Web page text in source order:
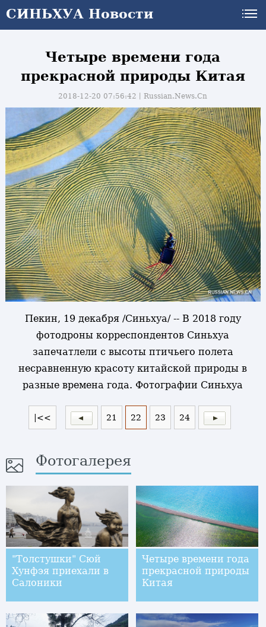
СИНЬХУА Новости
Четыре времени года
прекрасной природы Китая
2018-12-20 07:56:42丨Russian.News.Cn
Пекин, 19 декабря /Синьхуа/ -- В 2018 году
фотодроны корреспондентов Синьхуа
запечатлели с высоты птичьего полета
несравненную красоту китайской природы в
разные времена года. Фотографии Синьхуа
|<< 21 22 23 24
Фотогалерея
"Толстушки" Сюй
Хунфэя приехали в
Салоники
Четыре времени года
прекрасной природы
Китая